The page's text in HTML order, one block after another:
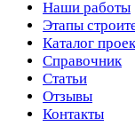
Наши работы
Этапы
Каталог
Справочник
Статьи
Отзывы
Контакты